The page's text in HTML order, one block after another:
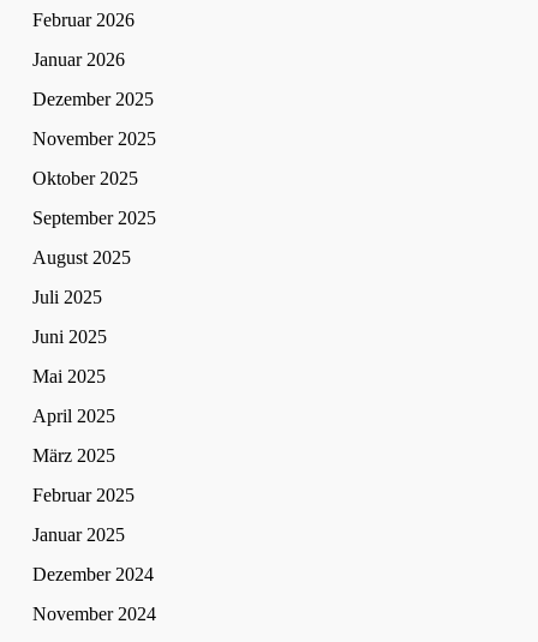
Februar 2026
Januar 2026
Dezember 2025
November 2025
Oktober 2025
September 2025
August 2025
Juli 2025
Juni 2025
Mai 2025
April 2025
März 2025
Februar 2025
Januar 2025
Dezember 2024
November 2024